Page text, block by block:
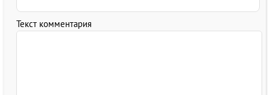
Текст комментария